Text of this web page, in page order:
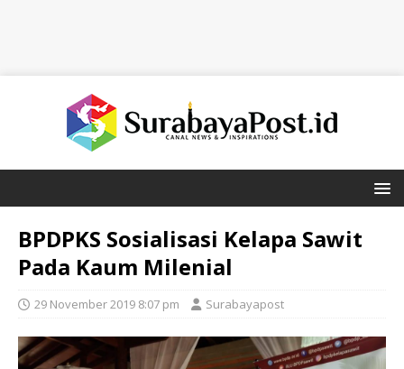
BPDPKS Sosialisasi Kelapa Sawit
Pada Kaum Milenial
29 November 2019 8:07 pm Surabayapost